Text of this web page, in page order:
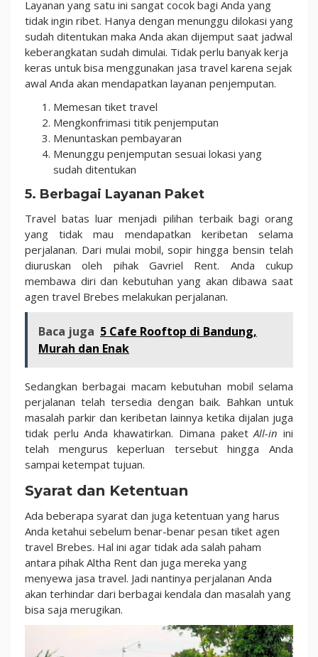
Layanan yang satu ini sangat cocok bagi Anda yang
tidak ingin ribet. Hanya dengan menunggu dilokasi yang
sudah ditentukan maka Anda akan dijemput saat jadwal
keberangkatan sudah dimulai. Tidak perlu banyak kerja
keras untuk bisa menggunakan jasa travel karena sejak
awal Anda akan mendapatkan layanan penjemputan.
Memesan tiket travel
Mengkonfrimasi titik penjemputan
Menuntaskan pembayaran
Menunggu penjemputan sesuai lokasi yang
sudah ditentukan
5. Berbagai Layanan Paket
Travel batas luar menjadi pilihan terbaik bagi orang
yang tidak mau mendapatkan keribetan selama
perjalanan. Dari mulai mobil, sopir hingga bensin telah
diuruskan oleh pihak Gavriel Rent. Anda cukup
membawa diri dan kebutuhan yang akan dibawa saat
agen travel Brebes melakukan perjalanan.
Baca juga 5 Cafe Rooftop di Bandung,
Murah dan Enak
Sedangkan berbagai macam kebutuhan mobil selama
perjalanan telah tersedia dengan baik. Bahkan untuk
masalah parkir dan keribetan lainnya ketika dijalan juga
tidak perlu Anda khawatirkan. Dimana paketAll-in ini
telah mengurus keperluan tersebut hingga Anda
sampai ketempat tujuan.
Syarat dan Ketentuan
Ada beberapa syarat dan juga ketentuan yang harus
Anda ketahui sebelum benar-benar pesan tiket agen
travel Brebes. Hal ini agar tidak ada salah paham
antara pihak Altha Rent dan juga mereka yang
menyewa jasa travel. Jadi nantinya perjalanan Anda
akan terhindar dari berbagai kendala dan masalah yang
bisa saja merugikan.